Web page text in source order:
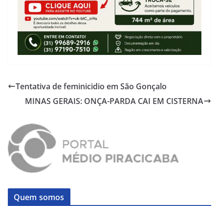
Tentativa de feminicidio em São Gonçalo
MINAS GERAIS: ONÇA-PARDA CAI EM CISTERNA
Quem somos